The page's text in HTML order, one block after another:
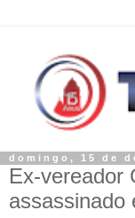
domingo, 15 de
Ex-vereador
assassinado